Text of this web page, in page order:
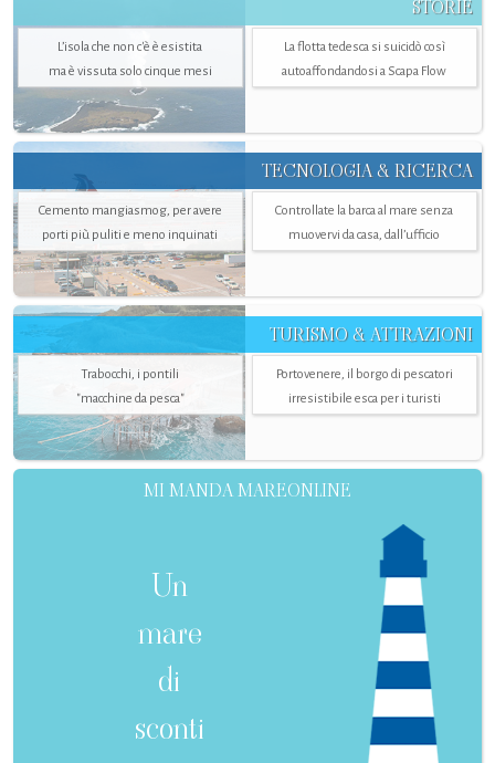
STORIE
L’isola che non c'è è esistita
ma è vissuta solo cinque mesi
La flotta tedesca si suicidò così
autoaffondandosi a Scapa Flow
TECNOLOGIA & RICERCA
Cemento mangiasmog, per avere
porti più puliti e meno inquinati
Controllate la barca al mare senza
muovervi da casa, dall’ufficio
TURISMO & ATTRAZIONI
Trabocchi, i pontili
"macchine da pesca"
Portovenere, il borgo di pescatori
irresistibile esca per i turisti
MI MANDA MAREONLINE
Un
mare
di
sconti